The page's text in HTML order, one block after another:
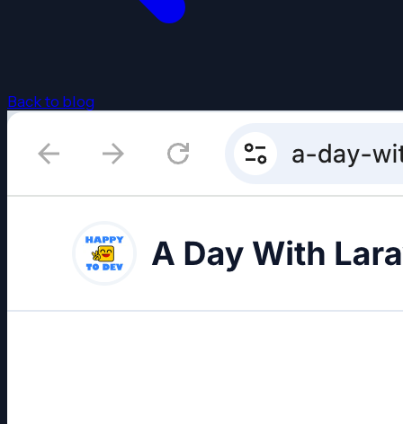
Back to blog